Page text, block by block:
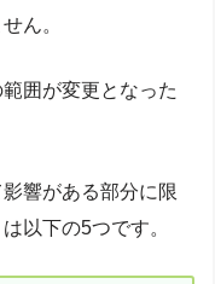
ん。
囲が変更となった
響がある部分に限
以下の5つです。